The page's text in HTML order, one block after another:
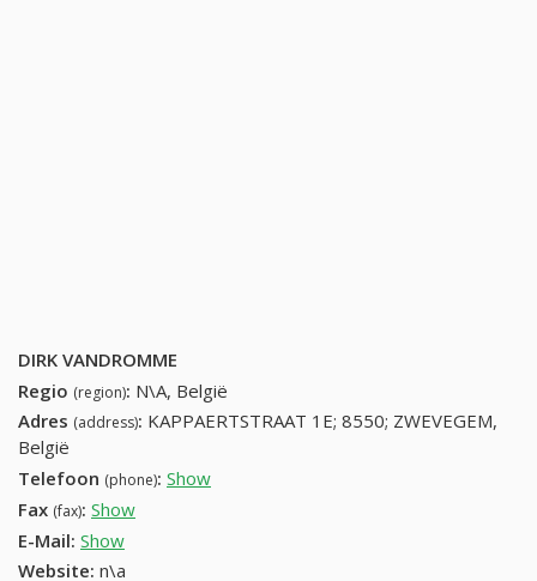
DIRK VANDROMME
Regio (region): N\A, België
Adres (address): KAPPAERTSTRAAT 1E; 8550; ZWEVEGEM,
België
Telefoon (phone): Show
Fax (fax): Show
E-Mail: Show
Website: n\a